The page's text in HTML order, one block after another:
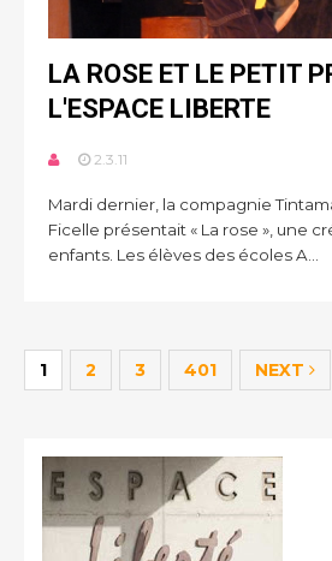
LA ROSE ET LE PETIT
L'ESPACE LIBERTE
2.3.11
Mardi dernier, la compagnie
Ficelle présentait « La rose », une
enfants. Les élèves des écoles A...
1 2 3 401 NEXT